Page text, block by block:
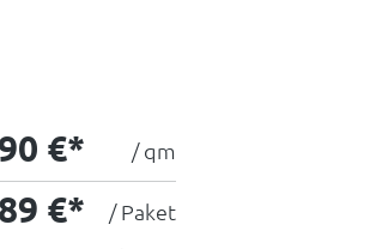
bestellbar
€* / qm
€* / Paket